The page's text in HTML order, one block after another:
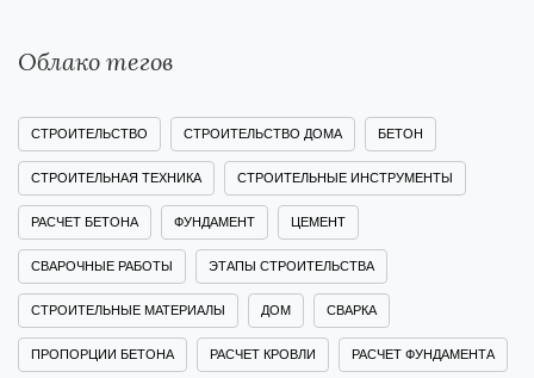
Облако тегов
СТРОИТЕЛЬСТВО СТРОИТЕЛЬСТВО ДОМА БЕТОН
СТРОИТЕЛЬНАЯ ТЕХНИКА СТРОИТЕЛЬНЫЕ ИНСТРУМЕНТЫ
РАСЧЕТ БЕТОНА ФУНДАМЕНТ ЦЕМЕНТ
СВАРОЧНЫЕ РАБОТЫ ЭТАПЫ СТРОИТЕЛЬСТВА
СТРОИТЕЛЬНЫЕ МАТЕРИАЛЫ ДОМ СВАРКА
ПРОПОРЦИИ БЕТОНА РАСЧЕТ КРОВЛИ РАСЧЕТ ФУНДАМЕНТА